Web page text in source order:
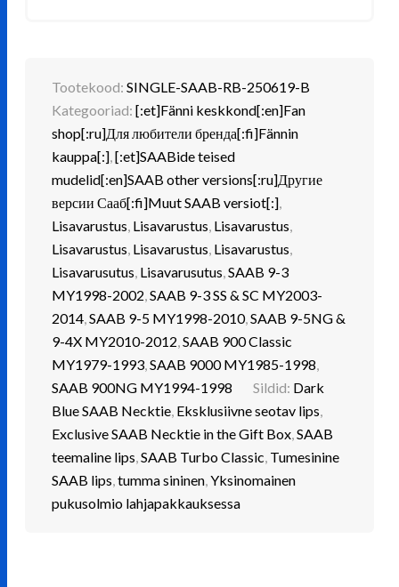
Tootekood:SINGLE-SAAB-RB-250619-B
Kategooriad:[:et]Fänni keskkond[:en]Fan
shop[:ru]Для любители бренда[:fi]Fännin
kauppa[:],[:et]SAABide teised
mudelid[:en]SAAB other versions[:ru]Другие
версии Сааб[:fi]Muut SAAB versiot[:],
Lisavarustus, Lisavarustus, Lisavarustus,
Lisavarustus, Lisavarustus, Lisavarustus,
Lisavarusutus, Lisavarusutus,SAAB 9-3
MY1998-2002,SAAB 9-3 SS & SC MY2003-
2014,SAAB 9-5 MY1998-2010,SAAB 9-5NG &
9-4X MY2010-2012,SAAB 900 Classic
MY1979-1993,SAAB 9000 MY1985-1998,
SAAB 900NG MY1994-1998
Sildid: Dark
Blue SAAB Necktie, Eksklusiivne seotav lips,
Exclusive SAAB Necktie in the Gift Box,SAAB
teemaline lips,SAAB Turbo Classic, Tumesinine
SAAB lips,tumma sininen,Yksinomainen
pukusolmio lahjapakkauksessa